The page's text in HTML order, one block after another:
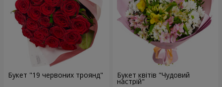
Букет "19 червоних троянд" Букет квітів "Чудовий
настрій"